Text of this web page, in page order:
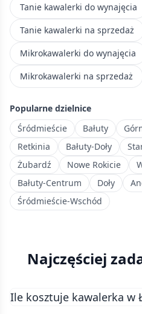
Tanie kawalerki do wynajęcia
Tanie kawalerki na sprzedaż
Mikrokawalerki do wynajęcia
Mikrokawalerki na sprzedaż
Popularne dzielnice
Śródmieście
Bałuty
Retkinia
Bałuty-Doły
Żubardź
Nowe Rokicie
Bałuty-Centrum
Doły
Śródmieście-Wschód
Najczęściej
Ile kosztuje kawalerka w